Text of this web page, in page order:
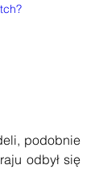
podobnie
odbył się